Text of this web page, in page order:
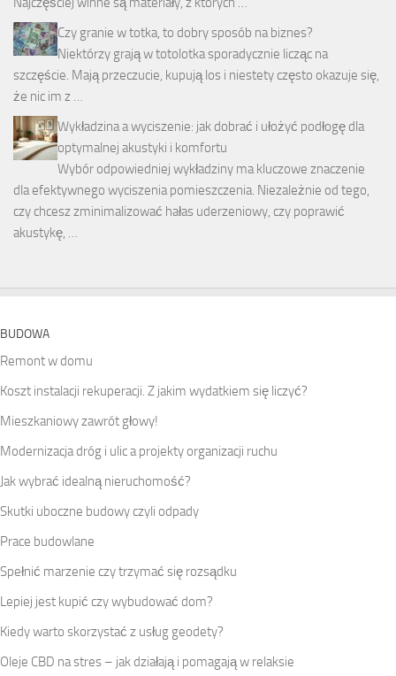
Czy granie w totka, to dobry sposób na biznes?
Niektórzy grają w totolotka sporadycznie licząc na
szczęście. Mają przeczucie, kupują los i niestety często okazuje się,
że nic im z …
Wykładzina a wyciszenie: jak dobrać i ułożyć podłogę dla
optymalnej akustyki i komfortu
Wybór odpowiedniej wykładziny ma kluczowe znaczenie
dla efektywnego wyciszenia pomieszczenia. Niezależnie od tego,
czy chcesz zminimalizować hałas uderzeniowy, czy poprawić
akustykę, …
BUDOWA
Remont w domu
Koszt instalacji rekuperacji. Z jakim wydatkiem się liczyć?
Mieszkaniowy zawrót głowy!
Modernizacja dróg i ulic a projekty organizacji ruchu
Jak wybrać idealną nieruchomość?
Skutki uboczne budowy czyli odpady
Prace budowlane
Spełnić marzenie czy trzymać się rozsądku
Lepiej jest kupić czy wybudować dom?
Kiedy warto skorzystać z usług geodety?
Oleje CBD na stres – jak działają i pomagają w relaksie